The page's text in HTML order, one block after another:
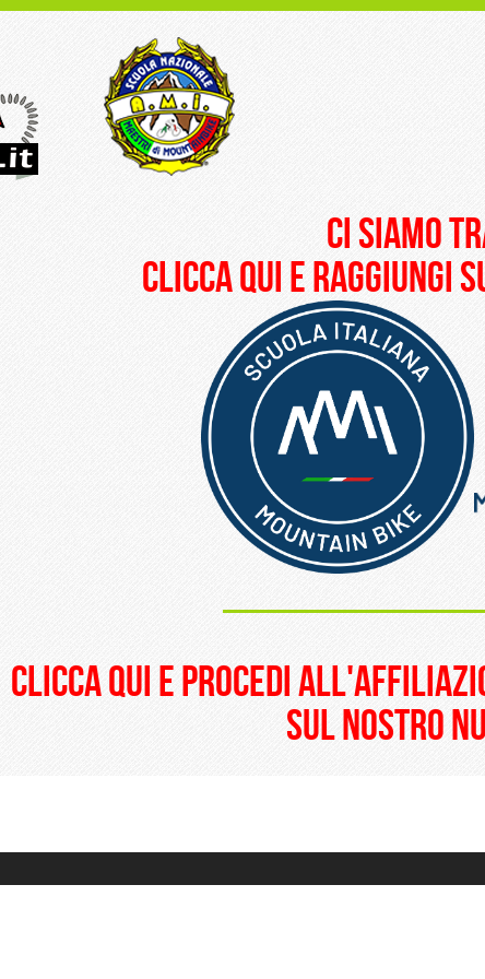
ci siamo
clicca qui e raggiungi
clicca qui e procedi
sul nostro